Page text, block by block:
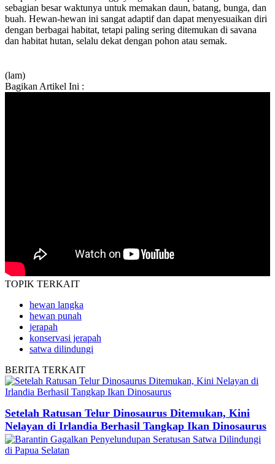
sebagian besar waktunya untuk memakan daun, batang, bunga, dan
buah. Hewan-hewan ini sangat adaptif dan dapat menyesuaikan diri
dengan berbagai habitat, tetapi paling sering ditemukan di savana
dan habitat hutan, selalu dekat dengan pohon atau semak.
(lam)
Bagikan Artikel Ini :
TOPIK TERKAIT
hewan langka
hewan punah
jerapah
konservasi jerapah
satwa dilindungi
BERITA TERKAIT
Setelah Ratusan Telur Dinosaurus Ditemukan, Kini
Nelayan di Irlandia Berhasil Tangkap Ikan Dinosaurus